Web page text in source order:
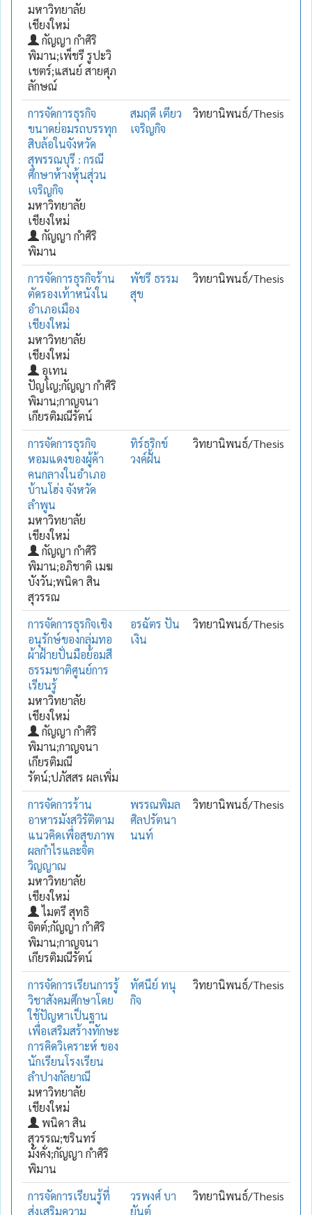
มหาวิทยาลัย
เชียงใหม่
กัญญา กำศิริ
พิมาน;เพ็ชรี รูปะวิ
เชตร์;แสนย์ สายศุภ
ลักษณ์
การจัดการธุรกิจ
ขนาดย่อมรถบรรทุก
สิบล้อในจังหวัด
สุพรรณบุรี : กรณี
ศึกษาห้างหุ้นสุ่วน
เจริญกิจ
มหาวิทยาลัย
เชียงใหม่
กัญญา กำศิริ
พิมาน
สมฤดี เตียว
เจริญกิจ
วิทยานิพนธ์/Thesis
การจัดการธุรกิจร้าน
ตัดรองเท้าหนังใน
อำเภอเมือง
เชียงใหม่
มหาวิทยาลัย
เชียงใหม่
อุเทน
ปัญโญ;กัญญา กำศิริ
พิมาน;กาญจนา
เกียรติมณีรัตน์
พัชรี ธรรม
สุข
วิทยานิพนธ์/Thesis
การจัดการธุรกิจ
หอมแดงของผู้ค้า
คนกลางในอำเภอ
บ้านโฮ่ง จังหวัด
ลำพูน
มหาวิทยาลัย
เชียงใหม่
กัญญา กำศิริ
พิมาน;อภิชาติ เมฆ
บังวัน;พนิดา สิน
สุวรรณ
ทิร์ธริกข์
วงค์ฝั้น
วิทยานิพนธ์/Thesis
การจัดการธุรกิจเชิง
อนุรักษ์ของกลุ่มทอ
ผ้าฝ้ายปั่นมือย้อมสี
ธรรมชาติศูนย์การ
เรียนรู้
มหาวิทยาลัย
เชียงใหม่
กัญญา กำศิริ
พิมาน;กาญจนา
เกียรติมณี
รัตน์;ปภัสสร ผลเพิ่ม
อรฉัตร ปัน
เงิน
วิทยานิพนธ์/Thesis
การจัดการร้าน
อาหารมังสวิรัติตาม
แนวคิดเพื่อสุขภาพ
ผลกำไรและจิต
วิญญาณ
มหาวิทยาลัย
เชียงใหม่
ไมตรี สุทธิ
จิตต์;กัญญา กำศิริ
พิมาน;กาญจนา
เกียรติมณีรัตน์
พรรณพิมล
ศิลปรัตนา
นนท์
วิทยานิพนธ์/Thesis
การจัดการเรียนการรู้
วิชาสังคมศึกษาโดย
ใช้ปัญหาเป็นฐาน
เพื่อเสริมสร้างทักษะ
การคิดวิเคราะห์ ของ
นักเรียนโรงเรียน
ลำปางกัลยาณี
มหาวิทยาลัย
เชียงใหม่
พนิดา สิน
สุวรรณ;ชรินทร์
มั่งคั่ง;กัญญา กำศิริ
พิมาน
ทัศนีย์ ทนุ
กิจ
วิทยานิพนธ์/Thesis
การจัดการเรียนรู้ที่
ส่งเสริมความ
วรพงศ์ บา
ยันต์
วิทยานิพนธ์/Thesis